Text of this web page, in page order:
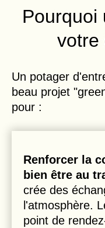
Pourquoi
votre
Un potager
beau projet
pour :
Renforcer la
bien être au
crée des
l'atmosphère.
point de